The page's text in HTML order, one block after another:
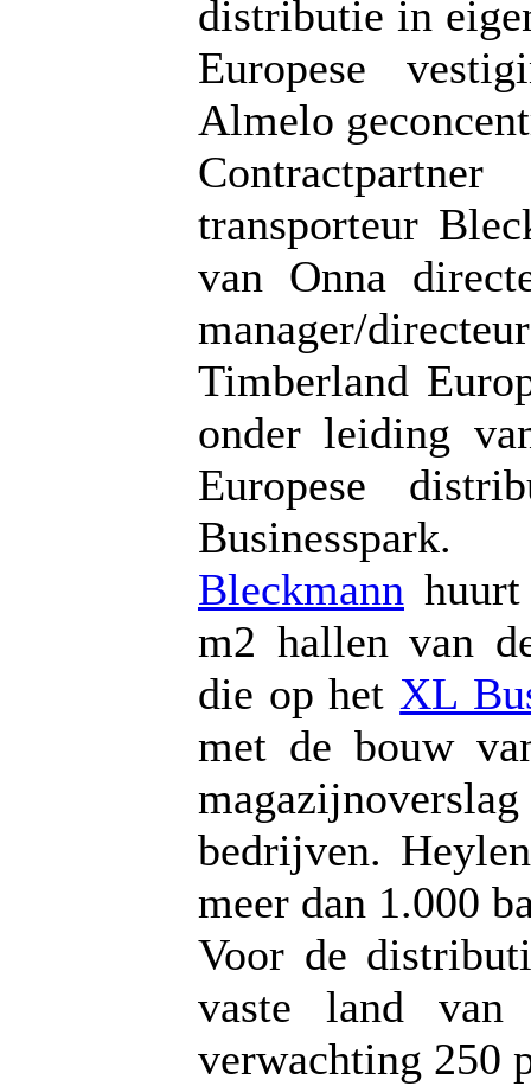
distributie in
Europese
Almelo
transporteur
van Onna
manager/
Timberland
onder leiding
Europese
Businesspark.
Bleckmann
m2 hallen van
die op hetXL
met de bouw
bedrijven.
meer dan 1.000
Voor de
vaste land van
verwachting 250